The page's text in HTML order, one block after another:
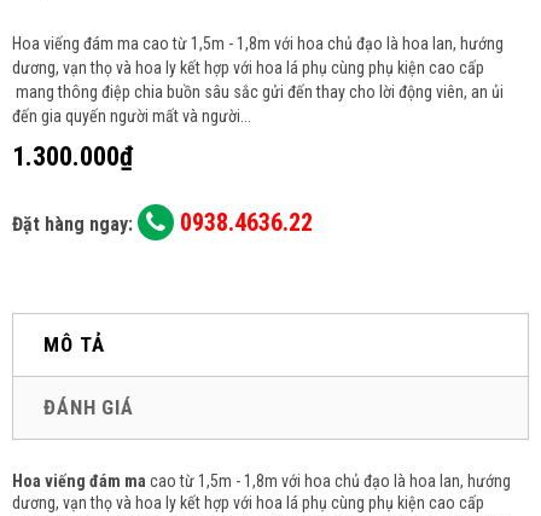
Hoa viếng đám ma cao từ 1,5m - 1,8m với hoa chủ đạo là hoa lan, hướng
dương, vạn thọ và hoa ly kết hợp với hoa lá phụ cùng phụ kiện cao cấp
mang thông điệp chia buồn sâu sắc gửi đến thay cho lời động viên, an ủi
đến gia quyến người mất và người...
1.300.000₫
Đặt hàng ngay: 0938.4636.22
MÔ TẢ
ĐÁNH GIÁ
Hoa viếng đám ma cao từ 1,5m - 1,8m với hoa chủ đạo là hoa lan, hướng
dương, vạn thọ và hoa ly kết hợp với hoa lá phụ cùng phụ kiện cao cấp